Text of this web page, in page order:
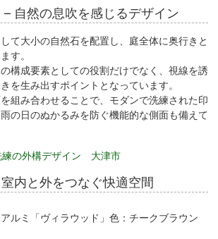
自然の息吹を感じるデザイン
て大小の自然石を配置し、庭全体に奥行きと
す。
構成要素としての役割だけでなく、視線を誘
を生み出すポイントとなっています。
組み合わせることで、モダンで洗練された印
の日のぬかるみを防ぐ機能的な側面も備えて
内と外をつなぐ快適空間
ルミ「ヴィラウッド」色：チークブラウン